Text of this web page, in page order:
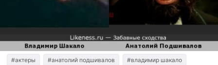
Для публикации необходима авторизация
Поиск
#актеры #анатолий подшивалов #владимир шакало